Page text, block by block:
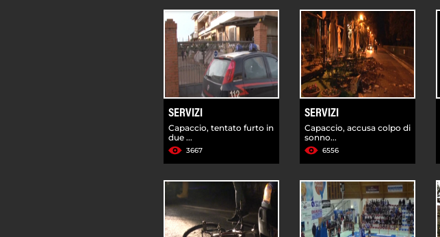
SERVIZI
Capaccio, tentato furto in
due ...
3667
SERVIZI
Capaccio, accusa colpo di
sonno...
6556